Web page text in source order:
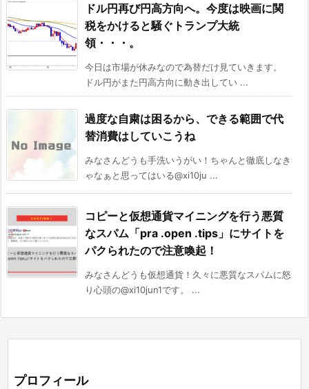
ドル円再び円高方向へ。今度は映画に関
税をかけると騒ぐトランプ大統
領・・・。
今日は市場が休みなので為替だけ見ていきます。
ドル円がまた円高方向に動き出してい ...
過度な自粛は困るから、できる範囲で代
替消費はしていこうね
みなさんどうも手洗いうがい！ちゃんと徹底しなき
ゃなぁと思ってはいる@xi10ju ...
コピーと仮想通貨マイニングを行う悪質
なスパム「pra .open .tips」にサイトを
パクられたので注意喚起！
みなさんどうも仮想通貨！久々に悪質なスパムに怒
り心頭の@xi10jun1です。 ...
プロフィール